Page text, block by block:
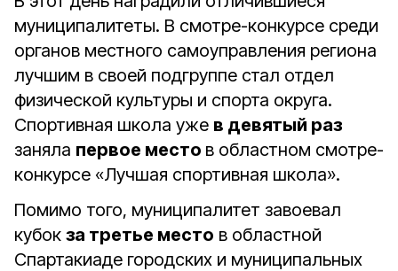
муниципалитеты. В смотре-конкурсе среди
органов местного самоуправления региона
лучшим в своей подгруппе стал отдел
физической культуры и спорта округа.
Спортивная школа уже в девятый раз
заняла первое место в областном смотре-
конкурсе «Лучшая спортивная школа».
Помимо того, муниципалитет завоевал
кубок за третье место в областной
Спартакиаде городских и муниципальных